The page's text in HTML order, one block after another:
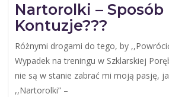
Nartorolki – Sposób
Kontuzje???
Różnymi drogami do tego, by
Wypadek na treningu w Szklarskiej
nie są w stanie zabrać mi moją pasję,
,,Nartorolki” –